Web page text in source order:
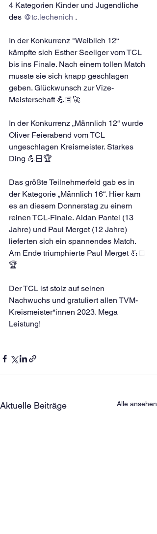
4 Kategorien Kinder und Jugendliche
des @tc.lechenich .
In der Konkurrenz "Weiblich 12“
kämpfte sich Esther Seeliger vom TCL
bis ins Finale. Nach einem tollen Match
musste sie sich knapp geschlagen
geben. Glückwunsch zur Vize-
Meisterschaft 💪🏻🚀
In der Konkurrenz „Männlich 12“ wurde
Oliver Feierabend vom TCL
ungeschlagen Kreismeister. Starkes
Ding 💪🏻🏆
Das größte Teilnehmerfeld gab es in
der Kategorie „Männlich 16“. Hier kam
es an diesem Donnerstag zu einem
reinen TCL-Finale. Aidan Pantel (13
Jahre) und Paul Merget (12 Jahre)
lieferten sich ein spannendes Match.
Am Ende triumphierte Paul Merget 💪🏻
🏆
Der TCL ist stolz auf seinen
Nachwuchs und gratuliert allen TVM-
Kreismeister*innen 2023. Mega
Leistung!
Aktuelle Beiträge Alle ansehen